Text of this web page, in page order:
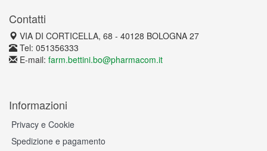
Contatti
VIA DI CORTICELLA, 68 - 40128 BOLOGNA 27
Tel: 051356333
E-mail: farm.bettini.bo@pharmacom.it
Informazioni
Privacy e Cookie
Spedizione e pagamento